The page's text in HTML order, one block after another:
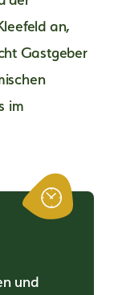
an,
Gastgeber
im
und